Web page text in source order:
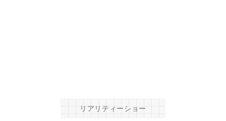
リアリティーショー